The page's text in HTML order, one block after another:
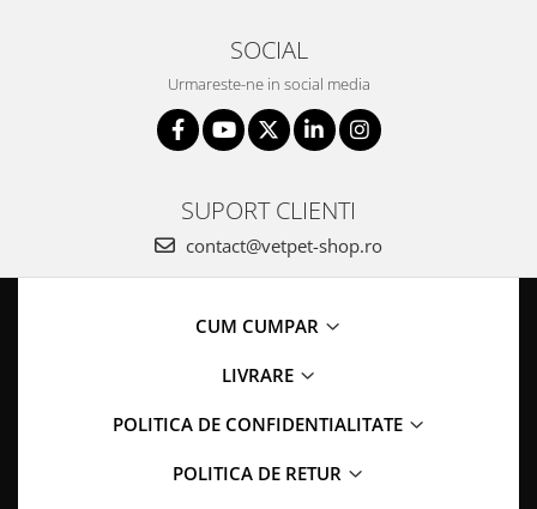
SOCIAL
Urmareste-ne in social media
SUPORT CLIENTI
contact@vetpet-shop.ro
CUM CUMPAR
LIVRARE
POLITICA DE CONFIDENTIALITATE
POLITICA DE RETUR